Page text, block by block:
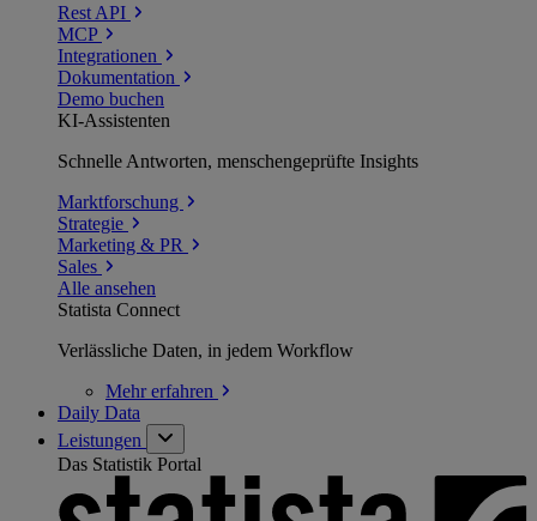
Rest API
MCP
Integrationen
Dokumentation
Demo buchen
KI-Assistenten
Schnelle Antworten, menschengeprüfte Insights
Marktforschung
Strategie
Marketing & PR
Sales
Alle ansehen
Statista Connect
Verlässliche Daten, in jedem Workflow
Mehrerfahren
Daily Data
Leistungen
Das Statistik Portal